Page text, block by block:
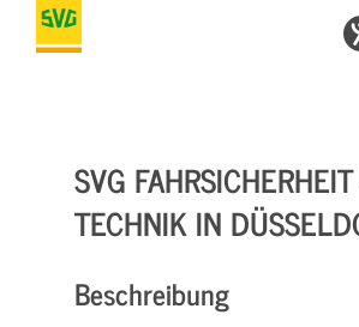
SVG
TECHNIK IN
Beschreibung